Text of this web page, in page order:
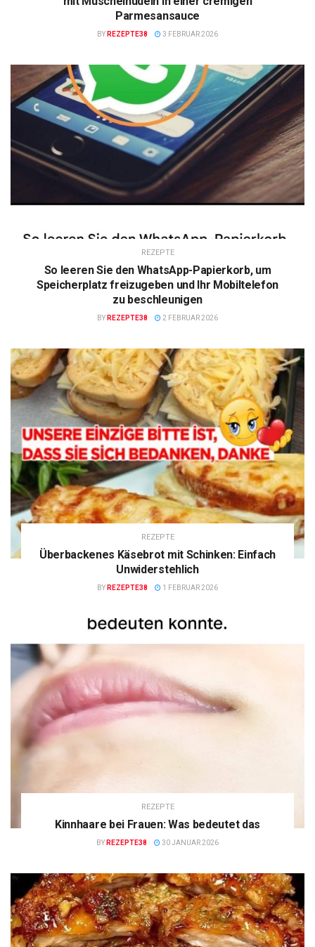
Parmesansauce
BY REZEPTE38 3 FEBRUAR 2026
REZEPTE
So leeren Sie den WhatsApp-Papierkorb, um
Speicherplatz freizugeben und Ihr Mobiltelefon
zu beschleunigen
BY REZEPTE38 2 FEBRUAR 2026
REZEPTE
Überbackenes Käsebrot mit Schinken: Einfach
Unwiderstehlich
BY REZEPTE38 1 FEBRUAR 2026
REZEPTE
Kinnhaare bei Frauen: Was bedeutet das
BY REZEPTE38 30 JANUAR 2026